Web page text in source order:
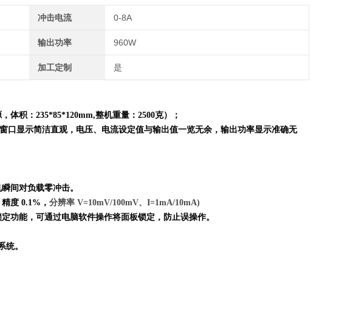
冲击电流 0-8A
输出功率 960W
加工定制 是
体积： 235*85*120mm,整机重量： 2500克）；
口显示简洁直观，电压、电流设定值与输出值一览无余，输出功率显示准确无
间对负载零冲击。
度 0.1%， 分辨率 V=10mV/100mV、I=1mA/10mA)
能，可通过电脑软件操作将面板锁定，防止误操作。
。